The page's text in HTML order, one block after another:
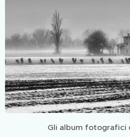
Gli album fotografici